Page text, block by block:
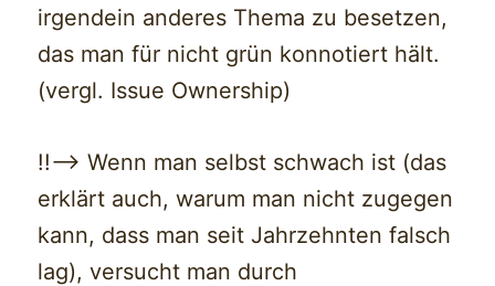
irgendein anderes Thema zu besetzen,
das man für nicht grün konnotiert hält.
(vergl. Issue Ownership)
!!—> Wenn man selbst schwach ist (das
erklärt auch, warum man nicht zugegen
kann, dass man seit Jahrzehnten falsch
lag), versucht man durch